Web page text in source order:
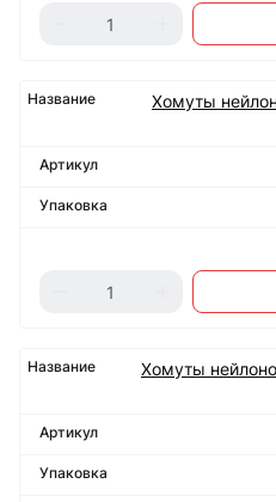
Хомуты
Хомуты